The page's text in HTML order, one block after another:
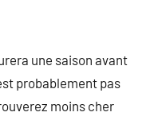
une saison avant
probablement pas
moins cher